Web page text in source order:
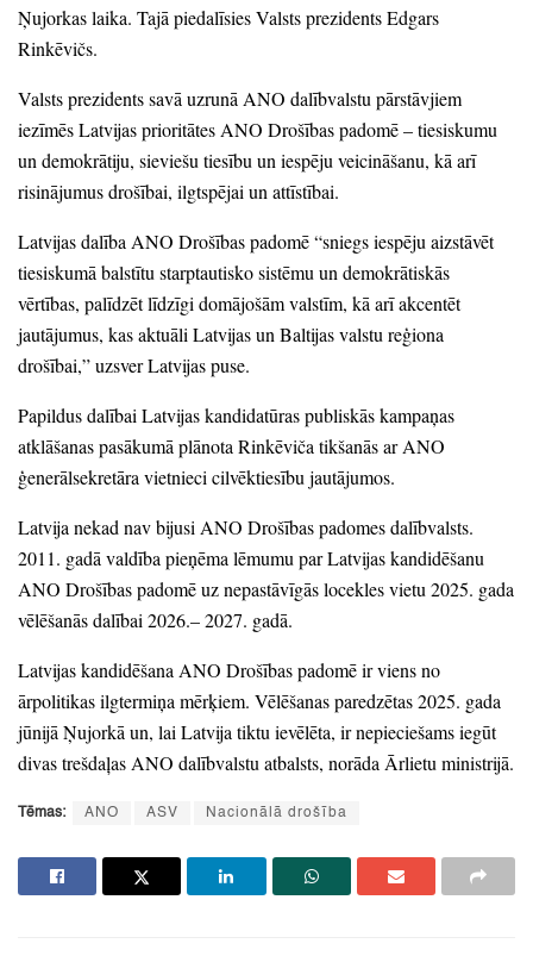
Ņujorkas laika. Tajā piedalīsies Valsts prezidents Edgars
Rinkēvičs.
Valsts prezidents savā uzrunā ANO dalībvalstu pārstāvjiem
iezīmēs Latvijas prioritātes ANO Drošības padomē– tiesiskumu
un demokrātiju, sieviešu tiesību un iespēju veicināšanu, kā arī
risinājumus drošībai, ilgtspējai un attīstībai.
Latvijas dalība ANO Drošības padomē“sniegs iespēju aizstāvēt
tiesiskumā balstītu starptautisko sistēmu un demokrātiskās
vērtības, palīdzēt līdzīgi domājošām valstīm, kā arī akcentēt
jautājumus, kas aktuāli Latvijas un Baltijas valstu reģiona
drošībai,” uzsver Latvijas puse.
Papildus dalībai Latvijas kandidatūras publiskās kampaņas
atklāšanas pasākumā plānota Rinkēviča tikšanās ar ANO
ģenerālsekretāra vietnieci cilvēktiesību jautājumos.
Latvija nekad nav bijusi ANO Drošības padomes dalībvalsts.
2011. gadā valdība pieņēma lēmumu par Latvijas kandidēšanu
ANO Drošības padomē uz nepastāvīgās locekles vietu 2025. gada
vēlēšanās dalībai 2026.– 2027. gadā.
Latvijas kandidēšana ANO Drošības padomē ir viens no
ārpolitikas ilgtermiņa mērķiem. Vēlēšanas paredzētas 2025. gada
jūnijā Ņujorkā un, lai Latvija tiktu ievēlēta, ir nepieciešams iegūt
divas trešdaļas ANO dalībvalstu atbalsts, norāda Ārlietu ministrijā.
Tēmas: ANO ASV Nacionālā drošība